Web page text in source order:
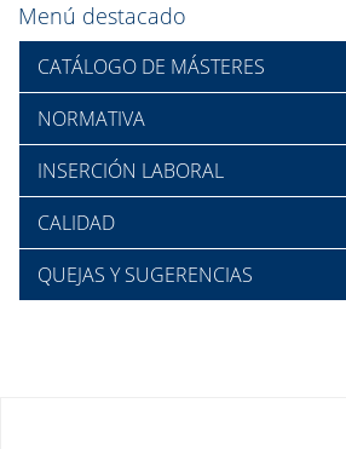
Menú destacado
CATÁLOGO DE MÁSTERES
NORMATIVA
INSERCIÓN LABORAL
CALIDAD
QUEJAS Y SUGERENCIAS